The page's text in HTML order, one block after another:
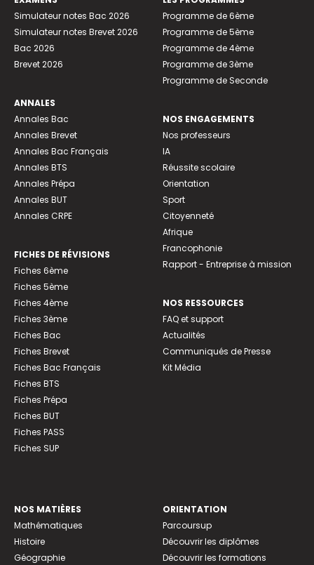
Simulateur notes Bac 2026
Simulateur notes Brevet 2026
Bac 2026
Brevet 2026
ANNALES
Annales Bac
Annales Brevet
Annales Bac Français
Annales BTS
Annales Prépa
Annales BUT
Annales CRPE
FICHES DE RÉVISIONS
Fiches 6ème
Fiches 5ème
Fiches 4ème
Fiches 3ème
Fiches Bac
Fiches Brevet
Fiches Bac Français
Fiches BTS
Fiches Prépa
Fiches BUT
Fiches PASS
Fiches SUP
Programme de 6ème
Programme de 5ème
Programme de 4ème
Programme de 3ème
Programme de Seconde
NOS ENGAGEMENTS
Nos professeurs
IA
Réussite scolaire
Orientation
Sport
Citoyenneté
Afrique
Francophonie
Rapport - Entreprise à mission
NOS RESSOURCES
FAQ et support
Actualités
Communiqués de Presse
Kit Média
NOS MATIÈRES
Mathématiques
Histoire
Géographie
ORIENTATION
Parcoursup
Découvrir les diplômes
Découvrir les formations